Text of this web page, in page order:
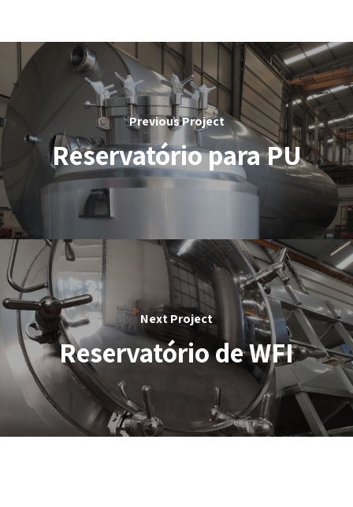
Previous Project
Reservatório para PU
Next Project
Reservatório de WFI